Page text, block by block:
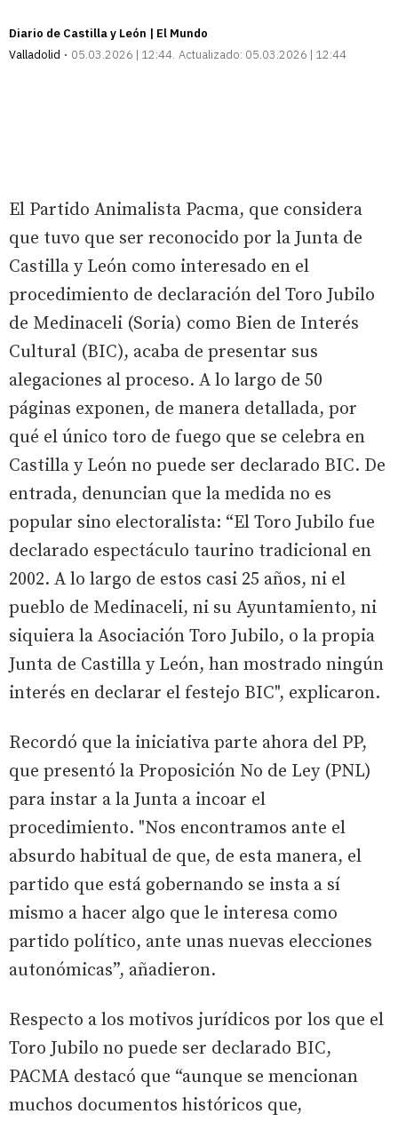
Diario de Castilla y León | El Mundo
Valladolid
05.03.2026 | 12:44 Actualizado: 05.03.2026 | 12:44
El Partido Animalista Pacma, que considera
que tuvo que ser reconocido por la Junta de
Castilla y León como interesado en el
procedimiento de declaración del Toro Jubilo
de Medinaceli (Soria) como Bien de Interés
Cultural (BIC), acaba de presentar sus
alegaciones al proceso. A lo largo de 50
páginas exponen, de manera detallada, por
qué el único toro de fuego que se celebra en
Castilla y León no puede ser declarado BIC. De
entrada, denuncian que la medida no es
popular sino electoralista: “El Toro Jubilo fue
declarado espectáculo taurino tradicional en
2002. A lo largo de estos casi 25 años, ni el
pueblo de Medinaceli, ni su Ayuntamiento, ni
siquiera la Asociación Toro Jubilo, o la propia
Junta de Castilla y León, han mostrado ningún
interés en declarar el festejo BIC", explicaron.
Recordó que la iniciativa parte ahora del PP,
que presentó la Proposición No de Ley (PNL)
para instar a la Junta a incoar el
procedimiento. "Nos encontramos ante el
absurdo habitual de que, de esta manera, el
partido que está gobernando se insta a sí
mismo a hacer algo que le interesa como
partido político, ante unas nuevas elecciones
autonómicas”, añadieron.
Respecto a los motivos jurídicos por los que el
Toro Jubilo no puede ser declarado BIC,
PACMA destacó que “aunque se mencionan
muchos documentos históricos que,